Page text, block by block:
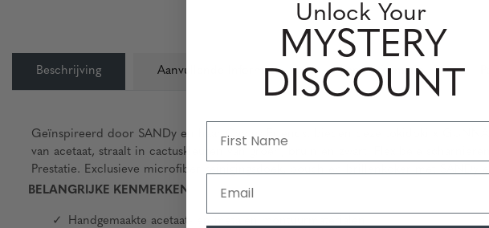
Beschrijving Aanvullende Informatie Lens Informatie
Geïnspireerd door SANDy en haar Cactus Friends, bieden deze tokidoki x
van acetaat, straalt in cactuskleuren van groen, bruin en zwart. Flexibele
Prestatie. Exclusieve microfiber reinigingsdoek, pouch en brillenkoker met
BELANGRIJKE KENMERKEN
Handgemaakte acetaat- en metalen montuurmaterialen
Unlock Your
MYSTERY
DISCOUNT